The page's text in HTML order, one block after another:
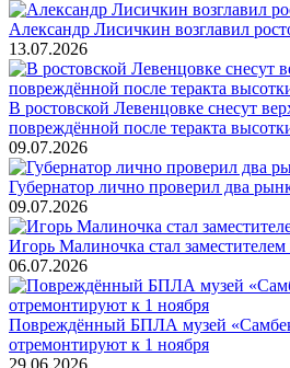
Александр Лисичкин возглавил
13.07.2026
В ростовской Левенцовке снесут
повреждённой после теракта
09.07.2026
Губернатор лично проверил два
09.07.2026
Игорь Малиночка стал заместителем
06.07.2026
Повреждённый БПЛА музей
отремонтируют к 1 ноября
29.06.2026